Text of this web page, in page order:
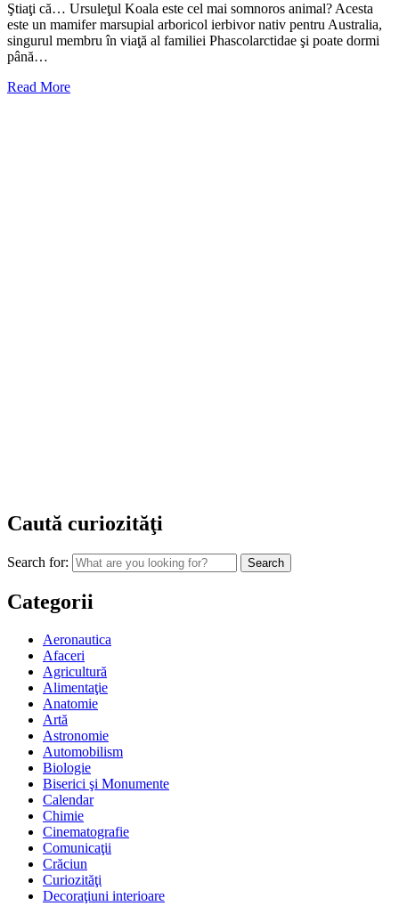
Ştiaţi că… Ursuleţul Koala este cel mai somnoros animal? Acesta
este un mamifer marsupial arboricol ierbivor nativ pentru Australia,
singurul membru în viaţă al familiei Phascolarctidae şi poate dormi
până…
Read More
Caută curiozităţi
Search for:
Categorii
Aeronautica
Afaceri
Agricultură
Alimentaţie
Anatomie
Artă
Astronomie
Automobilism
Biologie
Biserici şi Monumente
Calendar
Chimie
Cinematografie
Comunicaţii
Crăciun
Curiozităţi
Decoraţiuni interioare